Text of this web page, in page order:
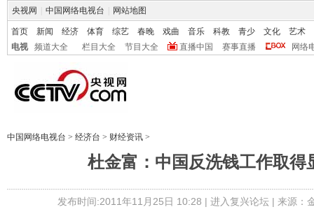
央视网 中国网络电视台 网站地图
首页 新闻 经济 体育 综艺 春晚 戏曲 音乐 科教 青少 文化
艺术
电视
频道大全 栏目大全 节目大全 直播中国 赛事直播 网络
中国网络电视台 > 经济台 > 财经资讯 >
杜金富：中国反洗钱工作取得
发布时间:2011年11月25日 10:28 | 进入复兴论坛| 来源：